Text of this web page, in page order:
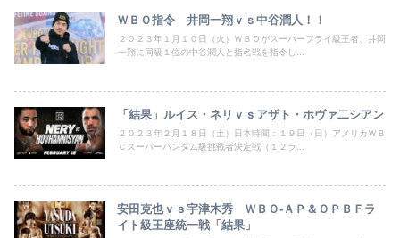
ＷＢＯ指令 井岡一翔ｖｓ中谷潤人！！
２０２３年１月１０日（火）ＷＢＯがスーパーフライ級王者、井岡
一翔に同級１位の中谷潤人と指名戦を指令し...
「結果」ルイス・ネリｖｓアザト・ホヴァ二シアン
２０２３年２月１８日（土）日本時間：１９日（日）アメリカＷＢ
Ｃスーパーバンタム級挑戦者決定戦（１２ラ...
安田克也ｖｓ宇津木秀 ＷＢＯ‐ＡＰ＆ＯＰＢＦラ
イト級王座統一戦「結果」